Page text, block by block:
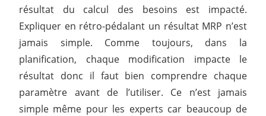
résultat du calcul des besoins est impacté.
Expliquer en rétro-pédalant un résultat MRP n’est
jamais simple. Comme toujours, dans la
planification, chaque modification impacte le
résultat donc il faut bien comprendre chaque
paramètre avant de l’utiliser. Ce n’est jamais
simple même pour les experts car beaucoup de